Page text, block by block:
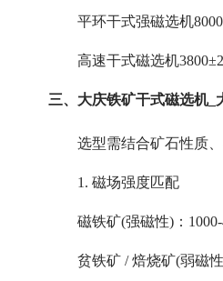
平环干式强磁选机
高速干式磁选机
三、大庆铁矿干式磁选机_
选型需结合矿石性质
1. 磁场强度匹配
磁铁矿(强磁性)：
贫铁矿 / 焙烧矿(弱磁